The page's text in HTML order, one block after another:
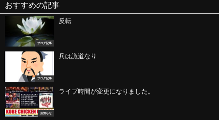
おすすめの記事
ブログ記事
反転
ブログ記事
兵は詭道なり
お知らせ
ライブ時間が変更になりました。